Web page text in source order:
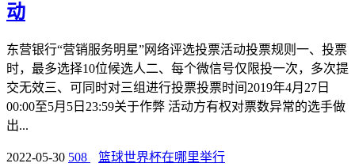
动
东营银行“营销服务明星”网络评选投票活动投票规则一、投票
时，最多选择10位候选人二、每个微信号仅限投一次，多次提
交无效三、可同时对三组进行投票投票时间2019年4月27日
00:00至5月5日23:59关于作弊 活动方有权对票数异常的选手做
出...
2022-05-30 508 篮球世界杯在哪里举行